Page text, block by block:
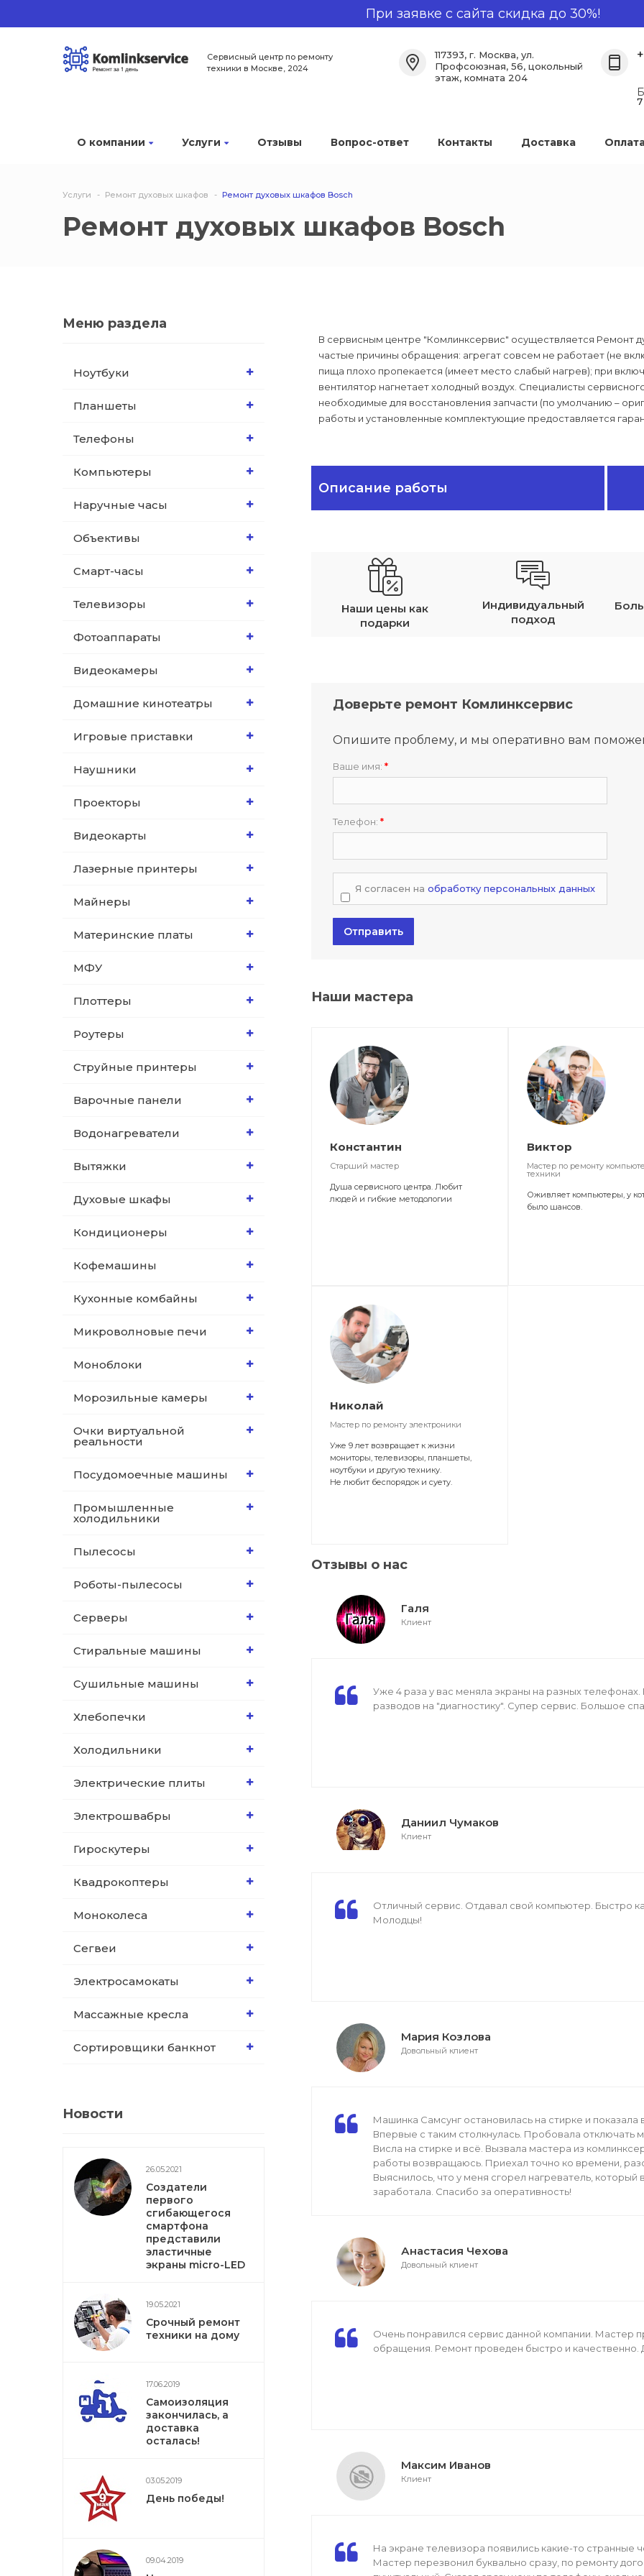
При заявке с сайта скидка до 30%!
О компании Услуги Отзывы Вопрос-ответ Контакты Доставка
Сервисный центр по ремонту
техники в Москве, 2024
117393, г. Москва, ул.
Профсоюзная, 56, цокольный
этаж, комната 204
Услуги Ремонт духовых шкафов Ремонт духовых шкафов Bosch
Ремонт духовых шкафов Bosch
Меню раздела
Ноутбуки
Планшеты
Телефоны
Компьютеры
Наручные часы
Объективы
Смарт-часы
Телевизоры
Фотоаппараты
Видеокамеры
Домашние кинотеатры
Игровые приставки
Наушники
Проекторы
Видеокарты
Лазерные принтеры
Майнеры
Материнские платы
МФУ
Плоттеры
Роутеры
Струйные принтеры
Варочные панели
Водонагреватели
Вытяжки
Духовые шкафы
Кондиционеры
Кофемашины
Кухонные комбайны
Микроволновые печи
Моноблоки
Морозильные камеры
Очки виртуальной
реальности
Посудомоечные машины
Промышленные
холодильники
Пылесосы
Роботы-пылесосы
Серверы
Стиральные машины
Сушильные машины
Хлебопечки
Холодильники
Электрические плиты
Электрошвабры
Гироскутеры
Квадрокоптеры
Моноколеса
Сегвеи
Электросамокаты
Массажные кресла
Сортировщики банкнот
Новости
26.05.2021
Создатели
первого
сгибающегося
смартфона
представили
эластичные
экраны micro-LED
19.05.2021
Срочный ремонт
техники на дому
17.06.2019
Самоизоляция
закончилась, а
доставка
осталась!
03.05.2019
День победы!
09.04.2019
В сервисным центре "Комлинксервис" осуществляется Ремонт
частые причины обращения: агрегат совсем не работает (не
пища плохо пропекается (имеет место слабый нагрев); при
вентилятор нагнетает холодный воздух. Специалисты
необходимые для восстановления запчасти (по умолчанию –
работы и установленные комплектующие предоставляется
Описание работы
Наши цены как
подарки
Индивидуальный
подход
Доверьте ремонт Комлинксервис
Опишите проблему, и мы оперативно вам
Ваше имя: *
Телефон: *
Я согласен на обработку персональных данных
Отправить
Наши мастера
Константин
Старший мастер
Душа сервисного центра. Любит
людей и гибкие методологии
Виктор
Мастер по ремонту
техники
Оживляет компьютеры, у
было шансов.
Николай
Мастер по ремонту электроники
Уже 9 лет возвращает к жизни
мониторы, телевизоры, планшеты,
ноутбуки и другую технику.
Не любит беспорядок и суету.
Отзывы о нас
Галя
Клиент
Уже 4 раза у вас меняла экраны на разных
разводов на "диагностику". Супер сервис. Большое
Даниил Чумаков
Клиент
Отличный сервис. Отдавал свой компьютер. Быстро
Молодцы!
Мария Козлова
Довольный клиент
Машинка Самсунг остановилась на стирке и показала
Впервые с таким столкнулась. Пробовала отключать
Висла на стирке и всё. Вызвала мастера из
работы возвращаюсь. Приехал точно ко времени,
Выяснилось, что у меня сгорел нагреватель,
заработала. Спасибо за оперативность!
Анастасия Чехова
Довольный клиент
Очень понравился сервис данной компании. Мастер
обращения. Ремонт проведен быстро и качественно.
Максим Иванов
Клиент
На экране телевизора появились какие-то
Мастер перезвонил буквально сразу, по ремонту